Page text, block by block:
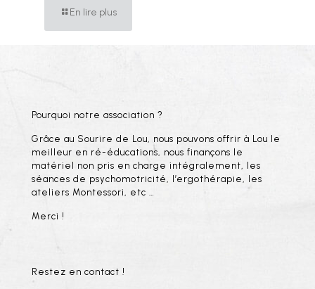
En lire plus
Pourquoi notre association ?
Grâce au Sourire de Lou, nous pouvons offrir à Lou le
meilleur en ré-éducations, nous finançons le
matériel non pris en charge intégralement, les
séances de psychomotricité, l’ergothérapie, les
ateliers Montessori, etc …
Merci !
Restez en contact !